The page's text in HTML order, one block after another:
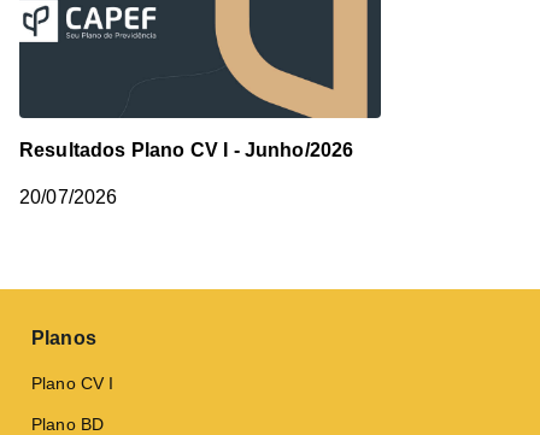
Resultados Plano CV I - Junho/2026
20/07/2026
Planos
Plano CV I
Plano BD